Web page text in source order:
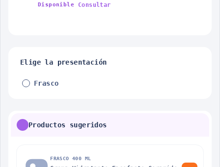
Disponible Consultar
Elige la presentación
Frasco
Productos sugeridos
FRASCO 400 ML